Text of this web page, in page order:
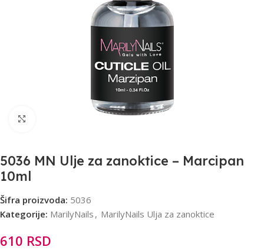
5036 MN Ulje za zanoktice – Marcipan
10ml
Šifra proizvoda: 5036
Kategorije: MarilyNails , MarilyNails Ulja za zanoktice
610 RSD